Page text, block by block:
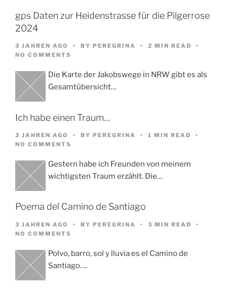
gps Daten zur Heidenstrasse für die Pilgerrose
2024
3 JAHREN AGO BY PEREGRINA
2 MIN READ
NO COMMENTS
Die Karte der Jakobswege in NRW gibt es als
Gesamtübersicht…
Ich habe einen Traum…
3 JAHREN AGO BY PEREGRINA
1 MIN READ
NO COMMENTS
Gestern habe ich Freunden von meinem
wichtigsten Traum erzählt. Die…
Poema del Camino de Santiago
3 JAHREN AGO BY PEREGRINA
3 MIN READ
NO COMMENTS
Polvo, barro, sol y lluvia es el Camino de
Santiago….